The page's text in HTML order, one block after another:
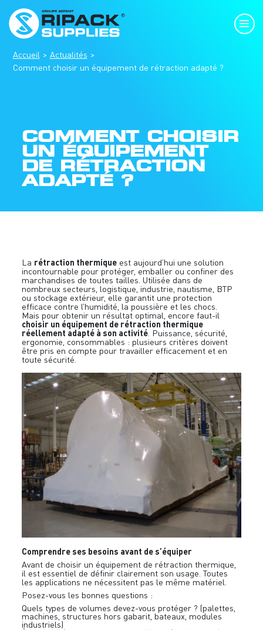
Accueil
Actualités
Comment choisir un équipement de rétraction adapté ?
COMMENT CHOISIR
UN ÉQUIPEMENT
DE RÉTRACTION
ADAPTÉ ?
La rétraction thermique est aujourd’hui une solution
incontournable pour protéger, emballer ou confiner des
marchandises de toutes tailles. Utilisée dans de
nombreux secteurs, logistique, industrie, nautisme, BTP
ou stockage extérieur, elle garantit une protection
efficace contre l’humidité, la poussière et les chocs.
Mais pour obtenir un résultat optimal, encore faut-il
choisir un équipement de rétraction thermique
réellement adapté à son activité . Puissance, sécurité,
ergonomie, consommables : plusieurs critères doivent
être pris en compte pour travailler efficacement et en
toute sécurité.
Comprendre ses besoins avant de s’équiper
Avant de choisir un équipement de rétraction thermique,
il est essentiel de définir clairement son usage. Toutes
les applications ne nécessitent pas le même matériel.
Posez-vous les bonnes questions :
Quels types de volumes devez-vous protéger ? (palettes,
machines, structures hors gabarit, bateaux, modules
industriels)